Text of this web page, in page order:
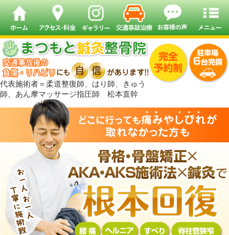
代表施術者＝柔道整復師、はり師、きゅう
師、あん摩マッサージ指圧師 松本直幹